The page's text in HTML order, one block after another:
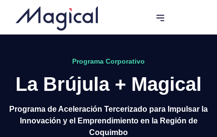
Programa Corporativo
La Brújula + Magical
Programa de Aceleración Tercerizado para Impulsar la
Innovación y el Emprendimiento en la Región de
Coquimbo